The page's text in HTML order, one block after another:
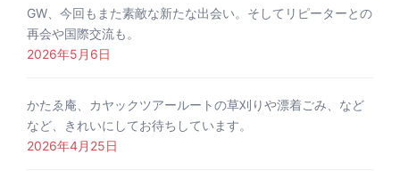
GW、今回もまた素敵な新たな出会い。そしてリピーターとの
再会や国際交流も。
2026年5月6日
かたゑ庵、カヤックツアールートの草刈りや漂着ごみ、など
など、きれいにしてお待ちしています。
2026年4月25日